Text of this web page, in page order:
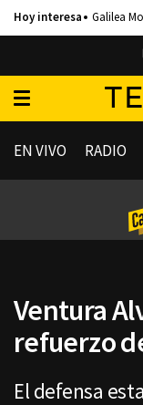
Galilea
EN VIVO RADIO
Ventura
refuerzo
El defensa